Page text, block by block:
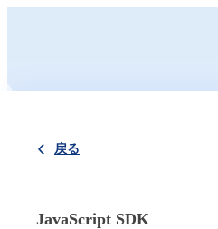
戻る
JavaScript SDK